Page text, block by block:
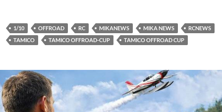
1/10 OFFROAD RC MIKANEWS MIKA NEWS
RCNEWS
TAMICO
TAMICO OFFROAD-CUP TAMICO OFFROAD CUP